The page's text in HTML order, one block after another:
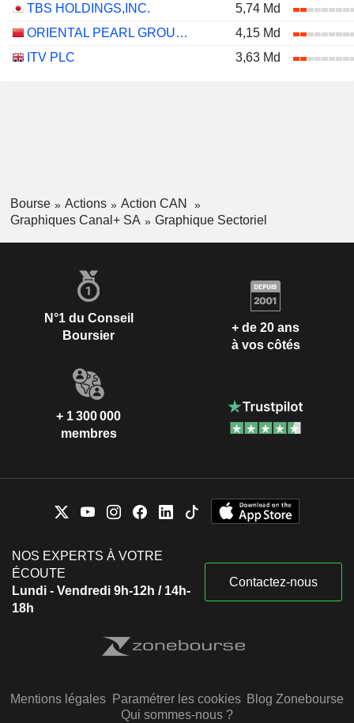
TBS HOLDINGS,INC.
5,74 Md
ORIENTAL PEARL GROUP CO.,LTD.
4,15 Md
ITV PLC
3,63 Md
Bourse Actions
Action CAN
Graphiques Canal+ SA
Graphique Sectoriel
N°1 du Conseil
Boursier
+ de 20 ans
à vos côtés
+ 1 300 000
membres
NOS EXPERTS À VOTRE
ÉCOUTE
Lundi - Vendredi 9h-12h / 14h-
18h
Contactez-nous
Mentions légales Paramétrer les cookies Blog Zonebourse
Qui sommes-nous ?